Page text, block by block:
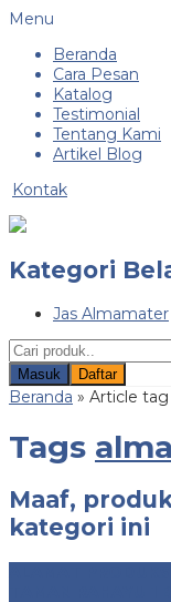
Menu
Beranda
Cara Pesan
Katalog
Testimonial
Tentang Kami
Artikel Blog
Kontak
Kategori
Jas Almamater
Masuk
Daftar
Beranda » Article
Tags
Maaf,
kategori ini